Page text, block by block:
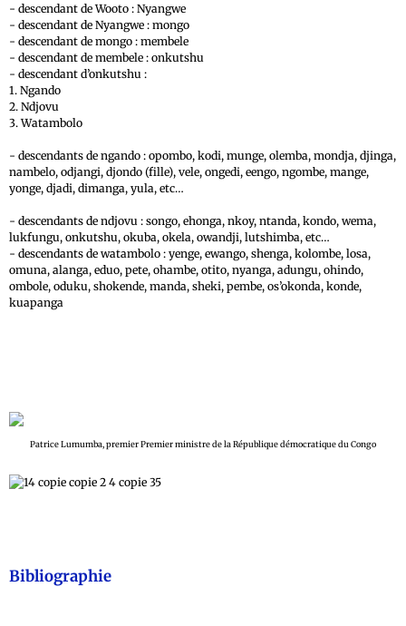
- descendant de Wooto : Nyangwe
- descendant de Nyangwe : mongo
- descendant de mongo : membele
- descendant de membele : onkutshu
- descendant d’onkutshu :
1. Ngando
2. Ndjovu
3. Watambolo
- descendants de ngando : opombo, kodi, munge, olemba, mondja, djinga,
nambelo, odjangi, djondo (fille), vele, ongedi, eengo, ngombe, mange,
yonge, djadi, dimanga, yula, etc…
- descendants de ndjovu : songo, ehonga, nkoy, ntanda, kondo, wema,
lukfungu, onkutshu, okuba, okela, owandji, lutshimba, etc…
- descendants de watambolo : yenge, ewango, shenga, kolombe, losa,
omuna, alanga, eduo, pete, ohambe, otito, nyanga, adungu, ohindo,
ombole, oduku, shokende, manda, sheki, pembe, os’okonda, konde,
kuapanga
Patrice Lumumba, premier Premier ministre de la République démocratique du Congo
Bibliographie